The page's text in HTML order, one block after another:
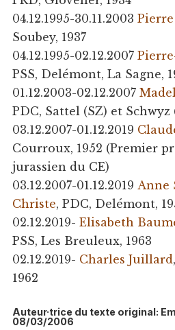
04.12.1995-30.11.2003 Pierre
Soubey, 1937
04.12.1995-02.12.2007
PSS, Delémont, La Sagne,
01.12.2003-02.12.2007
PDC, Sattel (SZ) et Schwyz
03.12.2007-01.12.2019
Courroux, 1952 (Premier
jurassien du CE)
03.12.2007-01.12.2019 Anne
Christe, PDC, Delémont,
02.12.2019- Elisabeth
PSS, Les Breuleux, 1963
02.12.2019- Charles Juillard
1962
Auteur·trice du texte original:
08/03/2006